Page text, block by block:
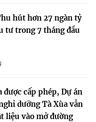
hút hơn 27 ngàn tỷ
tư trong 7 tháng đầu
được cấp phép, Dự án
dưỡng Tà Xùa vẫn
liệu vào mở đường